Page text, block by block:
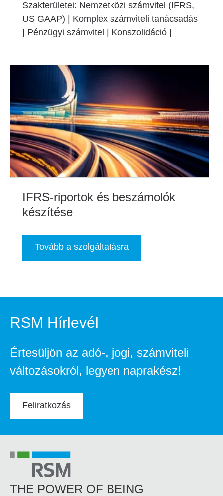
IFRS-riportok és beszámolók
készítése
Tovább a szolgáltatásra
Szakterületei: Nemzetközi számvitel (IFRS,
US GAAP) | Komplex számviteli tanácsadás
| Pénzügyi számvitel | Konszolidáció |
RSM Hírlevél
Értesüljön az adó-, jogi, számviteli
változásokról, legyen naprakész!
Feliratkozás
THE POWER OF BEING